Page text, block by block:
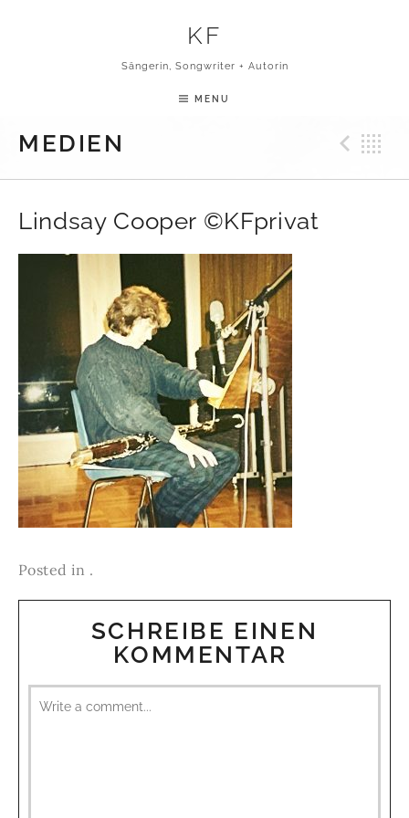
KF
Sängerin, Songwriter + Autorin
MENU
MEDIEN
Lindsay Cooper ©KFprivat
Posted in .
SCHREIBE EINEN
KOMMENTAR